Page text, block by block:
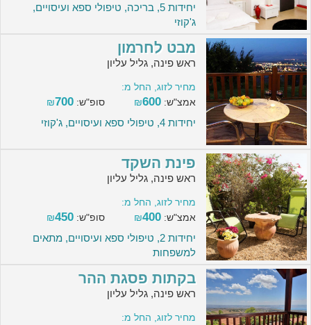
יחידות 5, בריכה, טיפולי ספא ועיסויים,
ג'קוזי
מבט לחרמון
ראש פינה, גליל עליון
מחיר לזוג, החל מ:
אמצ"ש:
₪600 סופ"ש: ₪700
יחידות 4, טיפולי ספא ועיסויים, ג'קוזי
פינת השקד
ראש פינה, גליל עליון
מחיר לזוג, החל מ:
אמצ"ש:
₪400 סופ"ש: ₪450
יחידות 2, טיפולי ספא ועיסויים, מתאים
למשפחות
בקתות פסגת ההר
ראש פינה, גליל עליון
מחיר לזוג, החל מ: